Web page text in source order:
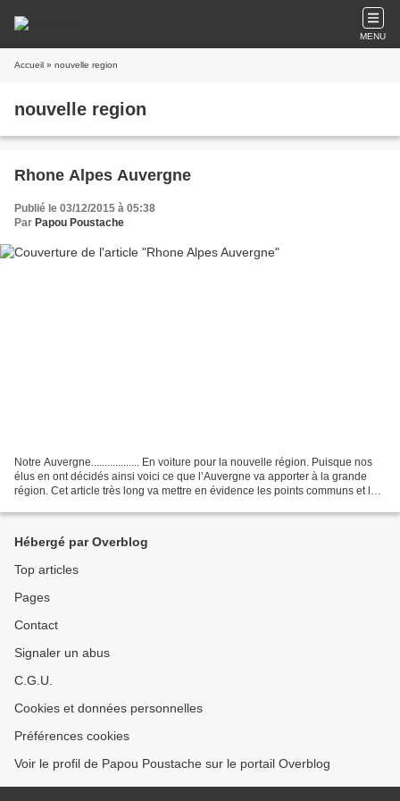
MENU
Accueil » nouvelle region
nouvelle region
Rhone Alpes Auvergne
Publié le 03/12/2015 à 05:38
Par Papou Poustache
Notre Auvergne.................. En voiture pour la nouvelle région. Puisque nos
élus en ont décidés ainsi voici ce que l’Auvergne va apporter à la grande
région. Cet article très long va mettre en évidence les points communs et les
Hébergé par Overblog
Top articles
Pages
Contact
Signaler un abus
C.G.U.
Cookies et données personnelles
Préférences cookies
Voir le profil de Papou Poustache sur le portail Overblog